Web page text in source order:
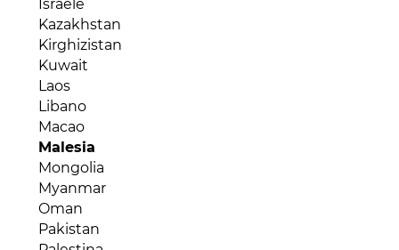
Malawi
Mali
Marocco
Mauritania
Mauritius
Mozambico
Niger
Nigeria
Repubblica Centraficana
Repubblica del Congo (Congo-Brazaville)
Repubblica Democratica del Congo
Ruanda
Panama
Paraguay
Perù
Repubblica Dominicana
Saint Lucia
Stati Uniti
Suriname
Trinidad e Tobago
Uruguay
Venezuela
Israele
Kazakhstan
Kirghizistan
Kuwait
Laos
Libano
Macao
Malesia
Mongolia
Myanmar
Oman
Pakistan